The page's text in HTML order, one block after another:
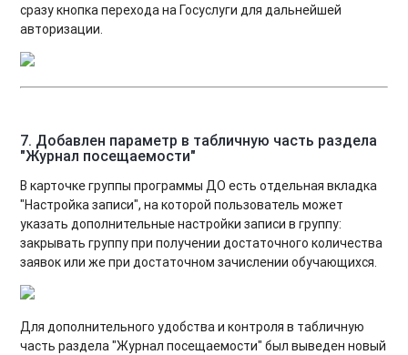
сразу кнопка перехода на Госуслуги для дальнейшей
авторизации.
7. Добавлен параметр в табличную часть раздела
"Журнал посещаемости"
В карточке группы программы ДО есть отдельная вкладка
"Настройка записи", на которой пользователь может
указать дополнительные настройки записи в группу:
закрывать группу при получении достаточного количества
заявок или же при достаточном зачислении обучающихся.
Для дополнительного удобства и контроля в табличную
часть раздела "Журнал посещаемости" был выведен новый